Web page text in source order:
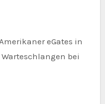
bei